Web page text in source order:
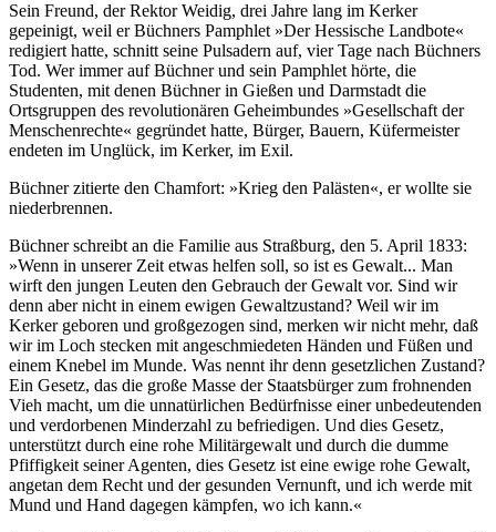
Sein Freund, der Rektor Weidig, drei Jahre lang im Kerker
gepeinigt, weil er Büchners Pamphlet »Der Hessische Landbote«
redigiert hatte, schnitt seine Pulsadern auf, vier Tage nach Büchners
Tod. Wer immer auf Büchner und sein Pamphlet hörte, die
Studenten, mit denen Büchner in Gießen und Darmstadt die
Ortsgruppen des revolutionären Geheimbundes »Gesellschaft der
Menschenrechte« gegründet hatte, Bürger, Bauern, Küfermeister
endeten im Unglück, im Kerker, im Exil.
Büchner zitierte den Chamfort: »Krieg den Palästen«, er wollte sie
niederbrennen.
Büchner schreibt an die Familie aus Straßburg, den 5. April 1833:
»Wenn in unserer Zeit etwas helfen soll, so ist es Gewalt... Man
wirft den jungen Leuten den Gebrauch der Gewalt vor. Sind wir
denn aber nicht in einem ewigen Gewaltzustand? Weil wir im
Kerker geboren und großgezogen sind, merken wir nicht mehr, daß
wir im Loch stecken mit angeschmiedeten Händen und Füßen und
einem Knebel im Munde. Was nennt ihr denn gesetzlichen Zustand?
Ein Gesetz, das die große Masse der Staatsbürger zum frohnenden
Vieh macht, um die unnatürlichen Bedürfnisse einer unbedeutenden
und verdorbenen Minderzahl zu befriedigen. Und dies Gesetz,
unterstützt durch eine rohe Militärgewalt und durch die dumme
Pfiffigkeit seiner Agenten, dies Gesetz ist eine ewige rohe Gewalt,
angetan dem Recht und der gesunden Vernunft, und ich werde mit
Mund und Hand dagegen kämpfen, wo ich kann.«